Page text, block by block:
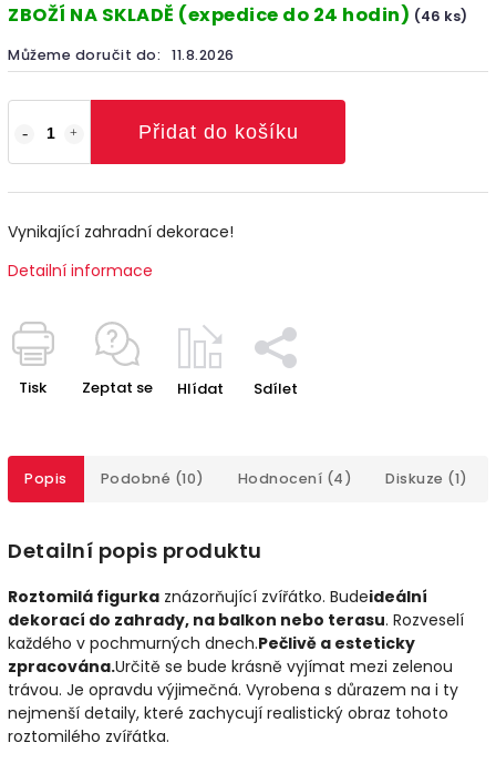
ZBOŽÍ NA SKLADĚ (expedice do 24 hodin) (46 ks)
Můžeme doručit do: 11.8.2026
Přidat do košíku
Vynikající zahradní dekorace!
Detailní informace
Tisk Zeptat se Hlídat Sdílet
Popis Podobné (10) Hodnocení (4) Diskuze (1)
Detailní popis produktu
Roztomilá figurka znázorňující zvířátko. Budeideální
dekorací do zahrady, na balkon nebo terasu. Rozveselí
každého v pochmurných dnech.Pečlivě a esteticky
zpracována.Určitě se bude krásně vyjímat mezi zelenou
trávou. Je opravdu výjimečná. Vyrobena s důrazem na i ty
nejmenší detaily, které zachycují realistický obraz tohoto
roztomilého zvířátka.